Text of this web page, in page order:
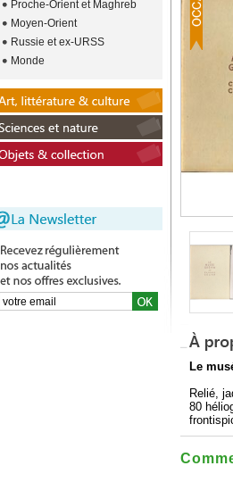
Le
Relié,
80
Proche-Orient et Maghreb
Moyen-Orient
Russie et ex-URSS
Monde